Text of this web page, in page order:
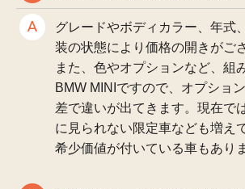
グレードやボディカラー、年式
装の状態により価格の開きがご
また、色やオプションなど、組
BMW MINIですので、オプショ
差で違いが出てきます。現在で
に見られない限定車なども増え
希少価値が付いている車もあり